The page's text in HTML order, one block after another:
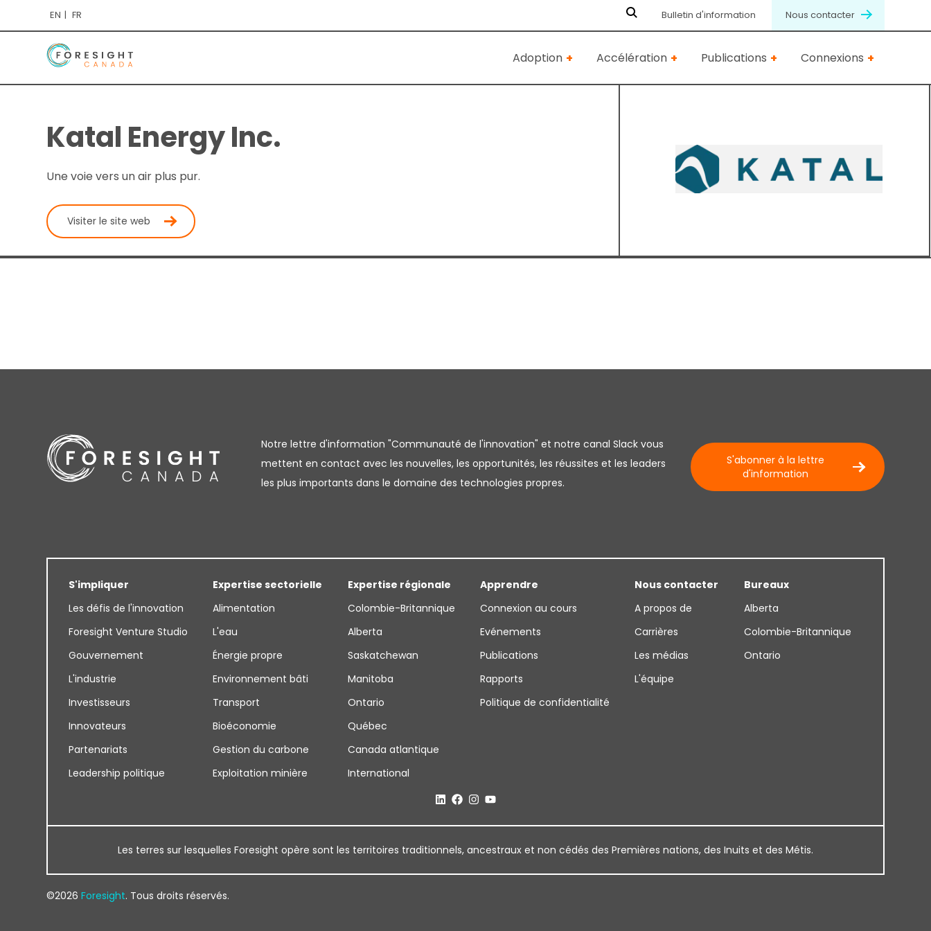
EN FR Bulletin d'information Nous contacter
Adoption Accélération Publications Connexions
Katal Energy Inc.
Une voie vers un air plus pur.
Visiter le site web
Notre lettre d'information "Communauté de l'innovation" et notre canal Slack vous
mettent en contact avec les nouvelles, les opportunités, les réussites et les leaders
les plus importants dans le domaine des technologies propres.
S'abonner à la lettre
d'information
S'impliquer
Les défis de l'innovation
Foresight Venture Studio
Gouvernement
L'industrie
Investisseurs
Innovateurs
Partenariats
Leadership politique
Expertise sectorielle
Alimentation
L'eau
Énergie propre
Environnement bâti
Transport
Bioéconomie
Gestion du carbone
Exploitation minière
Expertise régionale
Colombie-Britannique
Alberta
Saskatchewan
Manitoba
Ontario
Québec
Canada atlantique
International
Apprendre
Connexion au cours
Evénements
Publications
Rapports
Politique de confidentialité
Nous contacter
A propos de
Carrières
Les médias
L'équipe
Bureaux
Alberta
Colombie-Britannique
Ontario
Les terres sur lesquelles Foresight opère sont les territoires traditionnels, ancestraux et non cédés des Premières nations, des Inuits et des Métis.
©2026Foresight. Tous droits réservés.